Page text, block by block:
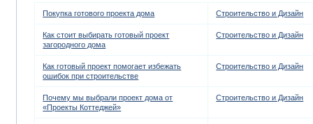
Покупка готового проекта дома Строительство и Дизайн
Как стоит выбирать готовый проект
загородного дома
Строительство и Дизайн
Как готовый проект помогает избежать
ошибок при строительстве
Строительство и Дизайн
Почему мы выбрали проект дома от
«Проекты Коттеджей»
Строительство и Дизайн